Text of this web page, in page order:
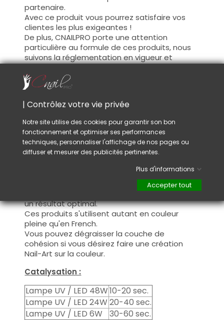
partenaire.
Avec ce produit vous pourrez satisfaire vos
clientes les plus exigeantes !
De plus, CNAILPRO porte une attention
particulière au formule de ces produits, nous
suivons la réglementation en vigueur et
garantissons la conformité de nos produits.
Ceci pour garantir une sécurité d'utilisation
optimale.
Cette couleur s'applique avec son pinceau, de
manière fine, sur la base (il n'est pas
nécessaire de dégraisser la couche de
cohésion) ou sur la construction après limage.
Ce produit s'applique en deux couches,
fermez le bord libre à la première couche et
appliquez la deuxième couche pour garantir
un résultat optimal.
Ces produits s'utilisent autant en couleur
pleine qu'en French.
Vous pouvez dégraisser la couche de
cohésion si vous désirez faire une création
Nail-Art sur la couleur.
Catalysation :
Lampe UV / LED 48W10-20 sec.
Lampe UV / LED 24W 20-40 sec.
Lampe UV / LED 6W
30-60 sec.
| Contrôlez votre vie privée
Notre site utilise des cookies pour garantir son bon
fonctionnement et optimiser ses performances
techniques, personnaliser l'affichage de nos pages ou
diffuser et mesurer des publicités pertinentes.
Plus d'informations
Accepter tout